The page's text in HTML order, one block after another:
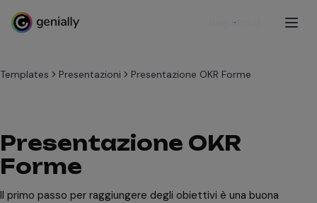
Registrati
Templates Presentazioni Presentazione OKR Forme
Presentazione OKR
Forme
Il primo passo per raggiungere degli obiettivi è una buona